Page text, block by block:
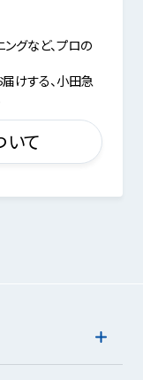
グなど、プロの
けする、小田急
いて